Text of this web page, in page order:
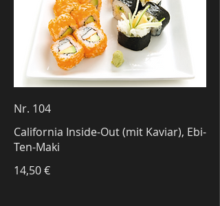
Nr. 104
California Inside-Out (mit Kaviar), Ebi-
Ten-Maki
14,50 €